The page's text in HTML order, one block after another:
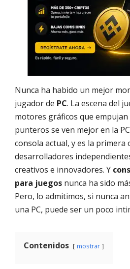
Nunca ha habido un mejor
jugador de PC. La escena del
motores gráficos que
punteros se ven mejor en la
consola actual, y es la primera
desarrolladores
creativos e innovadores. Y
para juegos nunca ha sido
Pero, lo admitimos, si nunca
una PC, puede ser un poco
Contenidos mostrar